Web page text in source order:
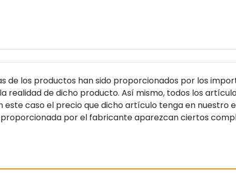
los productos han sido proporcionados por los
de dicho producto. Así mismo, todos los
este caso el precio que dicho artículo tenga en
por el fabricante aparezcan ciertos